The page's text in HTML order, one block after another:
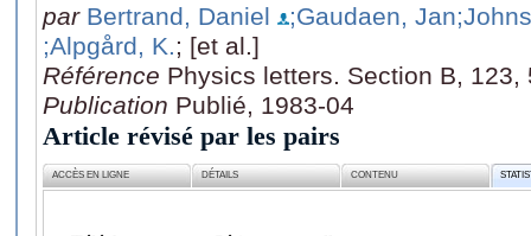
par Bertrand, Daniel ;Gaudaen, Jan
;Alpgård, K.; [et al.]
Référence Physics letters. Section B, 123,
Publication Publié, 1983-04
Article révisé par les pairs
ACCÈS EN LIGNE DÉTAILS CONTENU